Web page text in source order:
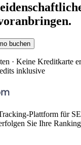
buchen
· Keine Kreditkarte
inklusive
Plattform für
Sie Ihre